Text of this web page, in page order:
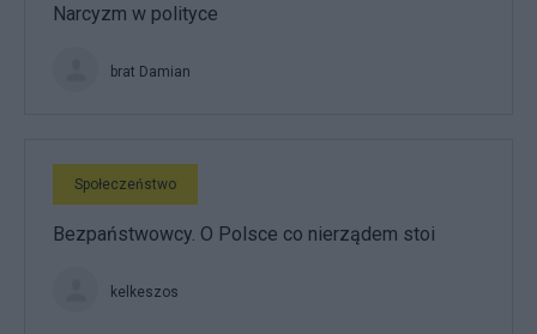
Narcyzm w polityce
brat Damian
Społeczeństwo
Bezpaństwowcy. O Polsce co nierządem stoi
kelkeszos